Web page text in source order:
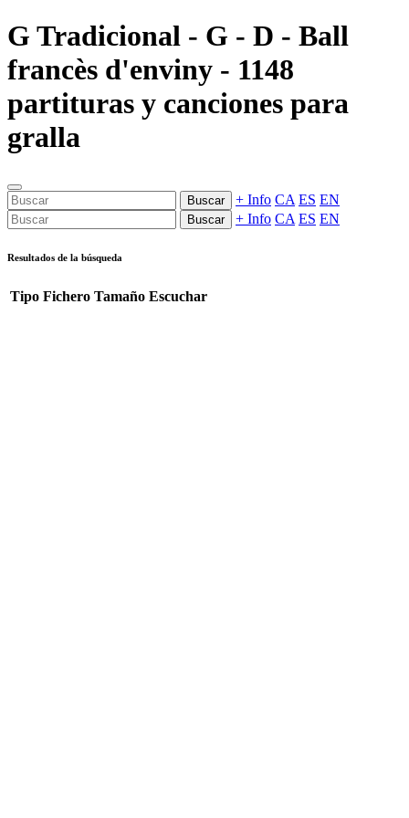
G Tradicional - G - D - Ball
francès d'enviny - 1148
partituras y canciones para
gralla
Buscar + Info CA ES EN
Buscar + Info CA ES EN
Resultados de la búsqueda
Tipo Fichero Tamaño Escuchar